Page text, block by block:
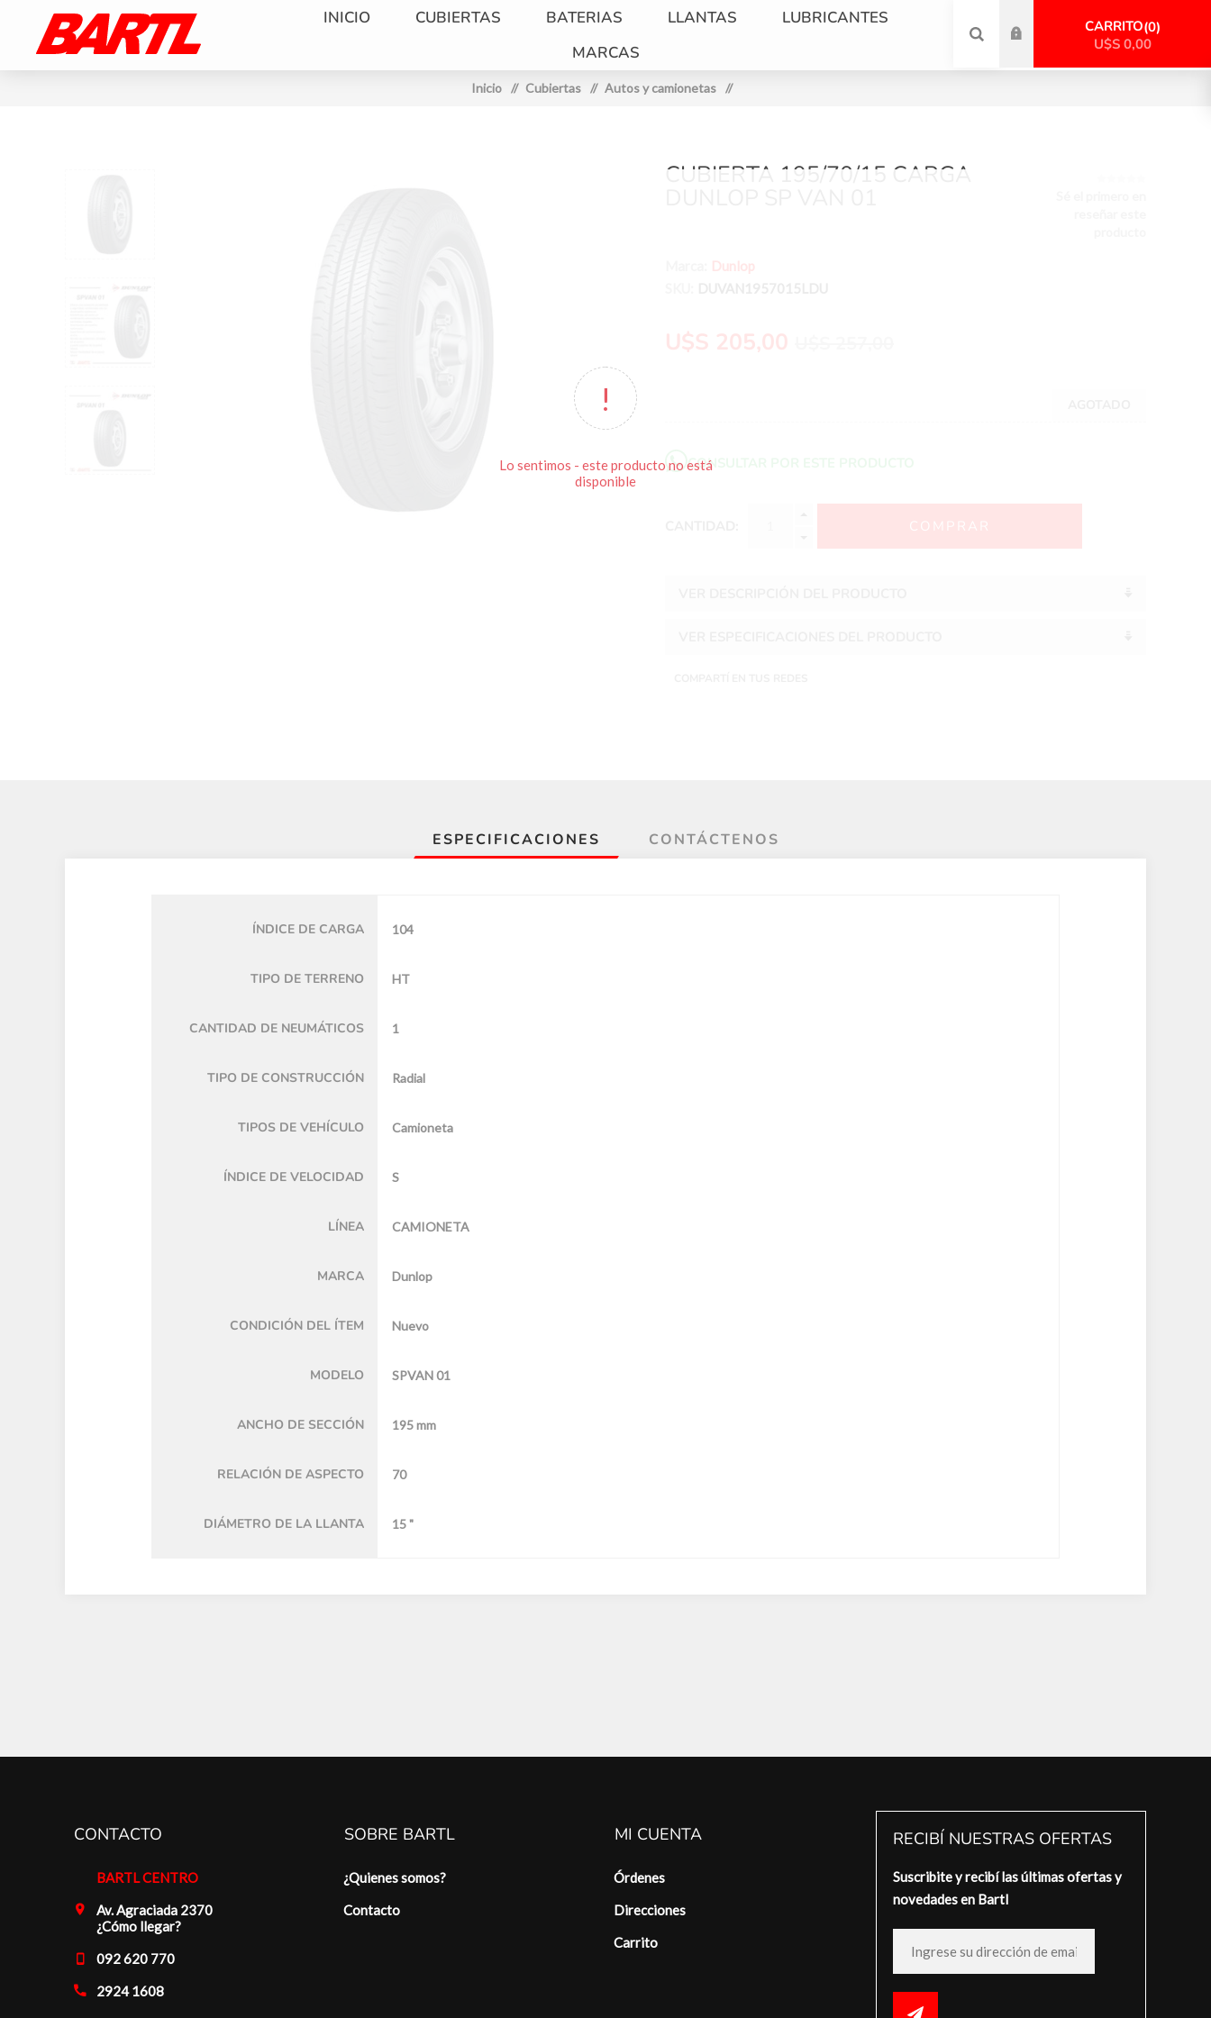
INICIO CUBIERTAS BATERIAS LLANTAS
LUBRICANTES
MARCAS
CARRITO 0
U$S 0,00
Inicio / Cubiertas / Autos y camionetas /
CUBIERTA 195/70/15 CARGA
Lo sentimos - este producto no está
disponible
Dunlop
U$S 205,00
CONSULTAR POR ESTE PRODUCTO
ESPECIFICACIONES CONTÁCTENOS
ÍNDICE DE CARGA 104
TIPO DE TERRENO HT
CANTIDAD DE NEUMÁTICOS 1
TIPO DE CONSTRUCCIÓN Radial
TIPOS DE VEHÍCULO Camioneta
ÍNDICE DE VELOCIDAD S
LÍNEA CAMIONETA
MARCA Dunlop
CONDICIÓN DEL ÍTEM Nuevo
MODELO SPVAN 01
ANCHO DE SECCIÓN 195 mm
RELACIÓN DE ASPECTO 70
DIÁMETRO DE LA LLANTA 15 "
CONTACTO
BARTL CENTRO
Av. Agraciada 2370
¿Cómo llegar?
092 620 770
2924 1608
SOBRE BARTL
¿Quienes somos?
Contacto
MI CUENTA
Órdenes
Direcciones
Carrito
RECIBÍ NUESTRAS OFERTAS
Suscribite y recibí las últimas ofertas y
novedades en Bartl